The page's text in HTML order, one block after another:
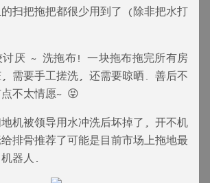
扫把拖把都很少用到了 (除非把水打
讨厌 ~ 洗拖布! 一块拖布拖完所有房
需要手工搓洗, 还需要晾晒. 善后不
不太情愿~ 😝
地机被领导用水冲洗后坏掉了, 开不机
排骨推荐了可能是目前市场上拖地最
器人.